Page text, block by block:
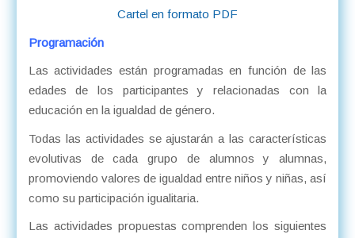
Cartel en formato PDF
Programación
Las actividades están programadas en función de las
edades de los participantes y relacionadas con la
educación en la igualdad de género.
Todas las actividades se ajustarán a las características
evolutivas de cada grupo de alumnos y alumnas,
promoviendo valores de igualdad entre niños y niñas, así
como su participación igualitaria.
Las actividades propuestas comprenden los siguientes